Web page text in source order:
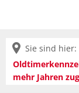
Sie sind hier:
mehr Jahren